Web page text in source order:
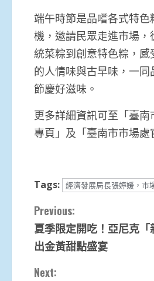
端午時節是品嚐各式特色
機，邀請民眾走進市場，
統菜粽到創意特色粽，感
的人情味與古早味，一同
節慶好滋味。
更多詳細資訊可至「臺
專頁」及「臺南市市場處
Tags: 經濟發展局長張婷媛，市
Continue
Reading
Previous:
夏季限定開吃！亞尼克
出金黃甜點盛宴
Next: